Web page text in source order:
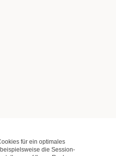
für ein optimales
die Session-